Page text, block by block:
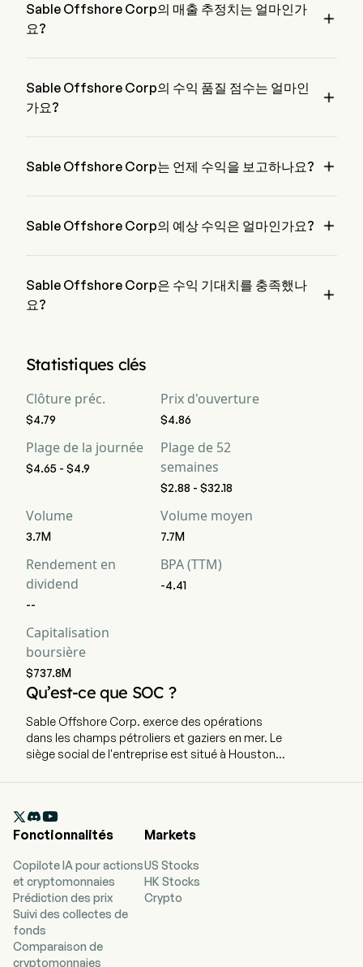
Sable Offshore Corp의 매출 추정치는 얼마인가
요?

Sable Offshore Corp의 수익 품질 점수는 얼마인
가요?

의 네 가지 차원을 기반으로 합니다.
Sable Offshore Corp는 언제 수익을 보고하나요? 
Sable Offshore Corp의 예상 수익은 얼마인가요? 
Sable Offshore Corp은 수익 기대치를 충족했나
요?

Statistiques clés
Clôture préc.
$4.79
Prix d'ouverture
$4.86
Plage de la journée
$4.65 - $4.9
Plage de 52
semaines
$2.88 - $32.18
Volume
3.7M
Volume moyen
7.7M
Rendement en
dividend
--
BPA (TTM)
-4.41
Capitalisation
boursière
$737.8M
Qu’est-ce que SOC ?
Sable Offshore Corp. exerce des opérations
dans les champs pétroliers et gaziers en mer. Le
siège social de l'entreprise est situé à Houston,
trois plates-formes offshore et d'une
installation terrestre détenue en totalité, située
Canyon, dans le comté de Santa Barbara, en
Californie. La position offshore comprend 16
concessions fédérales couvrant environ 76 000
acres. La plate-forme Hondo et la plate-forme
Harmony exploitent le champ pétrolier Hondo,
tandis que la plate-forme Heritage développe

Fonctionnalités
Copilote IA pour actions
et cryptomonnaies
Prédiction des prix
Suivi des collectes de
fonds
Comparaison de
cryptomonnaies
Markets
US Stocks
HK Stocks
Crypto